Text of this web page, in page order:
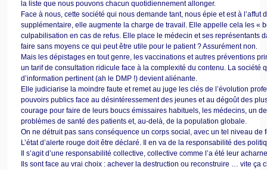
la liste que nous pouvons chacun quotidiennement allonger.
Face à nous, cette société qui nous demande tant, nous épie et est à
supplémentaire, elle augmente la charge de travail. Elle appelle cela les «
culpabilisation en cas de refus. Elle place le médecin et ses représentants
faire sans moyens ce qui peut être utile pour le patient ? Assurément non.
Mais les dépistages en tout genre, les vaccinations et autres préventions
un tarif de consultation ridicule face à la complexité du contenu. La société
d’information pertinent (ah le DMP !) devient aliénante.
Elle judiciarise la moindre faute et remet au juge les clés de l’évolution
pouvoirs publics face au désintéressement des jeunes et au dégoût des
courage pour faire de leurs boucs émissaires habituels, les médecins, un
problèmes de santé des patients et, au-delà, de la population globale.
On ne détruit pas sans conséquence un corps social, avec un tel niveau de
L’état d’alerte rouge doit être déclaré. Il en va de la responsabilité des
Il s’agit d’une responsabilité collective, collective comme l’a été leur
Ils sont face au vrai choix : achever la destruction ou reconstruire … vite ça